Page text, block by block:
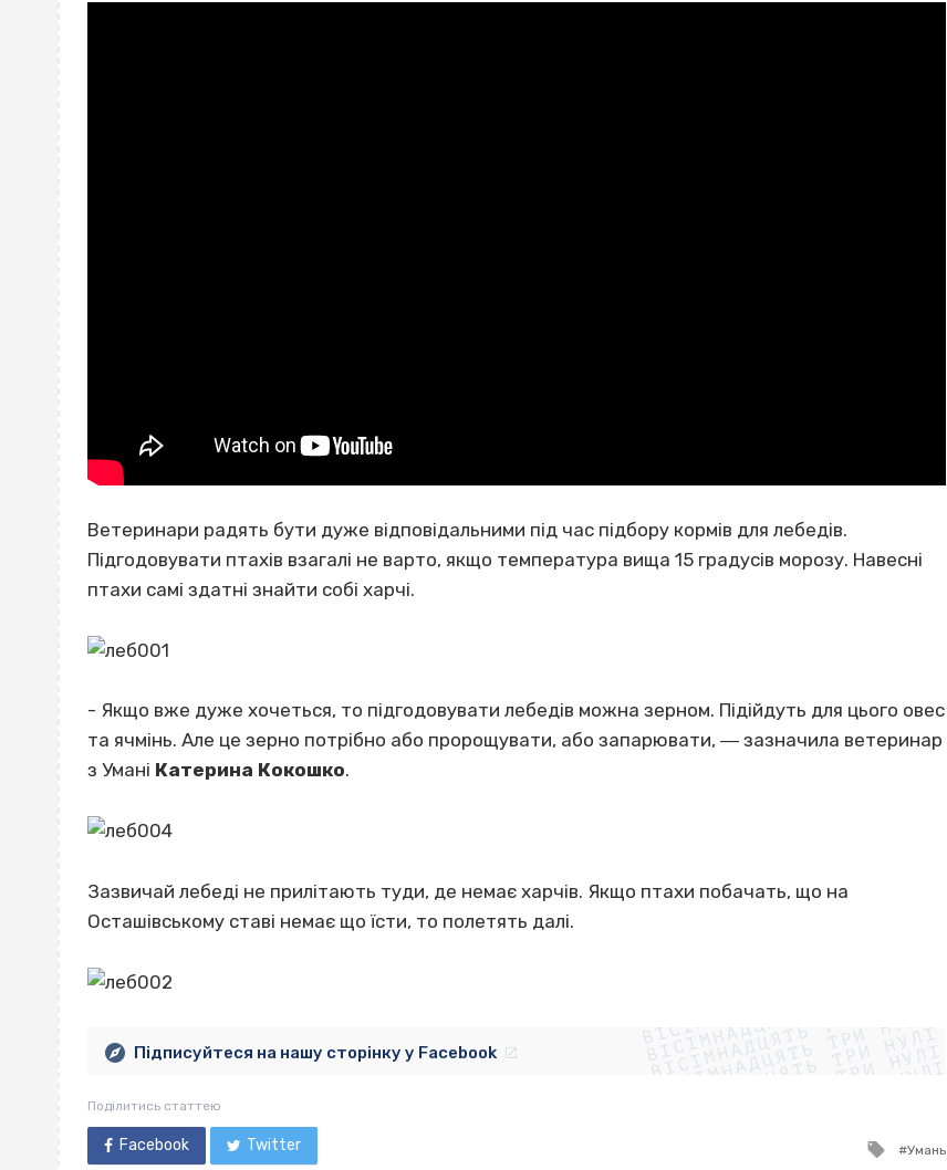
Ветеринари радять бути дуже відповідальними під час підбору кормів для лебедів.
Підгодовувати птахів взагалі не варто, якщо температура вища 15 градусів морозу. Навесні
птахи самі здатні знайти собі харчі.
- Якщо вже дуже хочеться, то підгодовувати лебедів можна зерном. Підійдуть для цього овес
та ячмінь. Але це зерно потрібно або пророщувати, або запарювати, ― зазначила ветеринар
з Умані Катерина Кокошко.
Зазвичай лебеді не прилітають туди, де немає харчів. Якщо птахи побачать, що на
Осташівському ставі немає що їсти, то полетять далі.
ВІСІМНАДЦЯТЬ ТРИ НУЛІ
ВІСІМНАДЦЯТЬ ТРИ НУЛІ
ВІСІМНАДЦЯТЬ ТРИ НУЛІ
ВІСІМНАДЦЯТЬ ТРИ НУЛІ
ВІСІМНАДЦЯТЬ ТРИ НУЛІ
ВІСІМНАДЦЯТЬ ТРИ НУЛІ
ВІСІМНАДЦЯТЬ ТРИ НУЛІ
ВІСІМНАДЦЯТЬ ТРИ НУЛІ
Підписуйтеся на нашу сторінку у Facebook
Поділитись статтею
Facebook Twitter
Tagged
Умань